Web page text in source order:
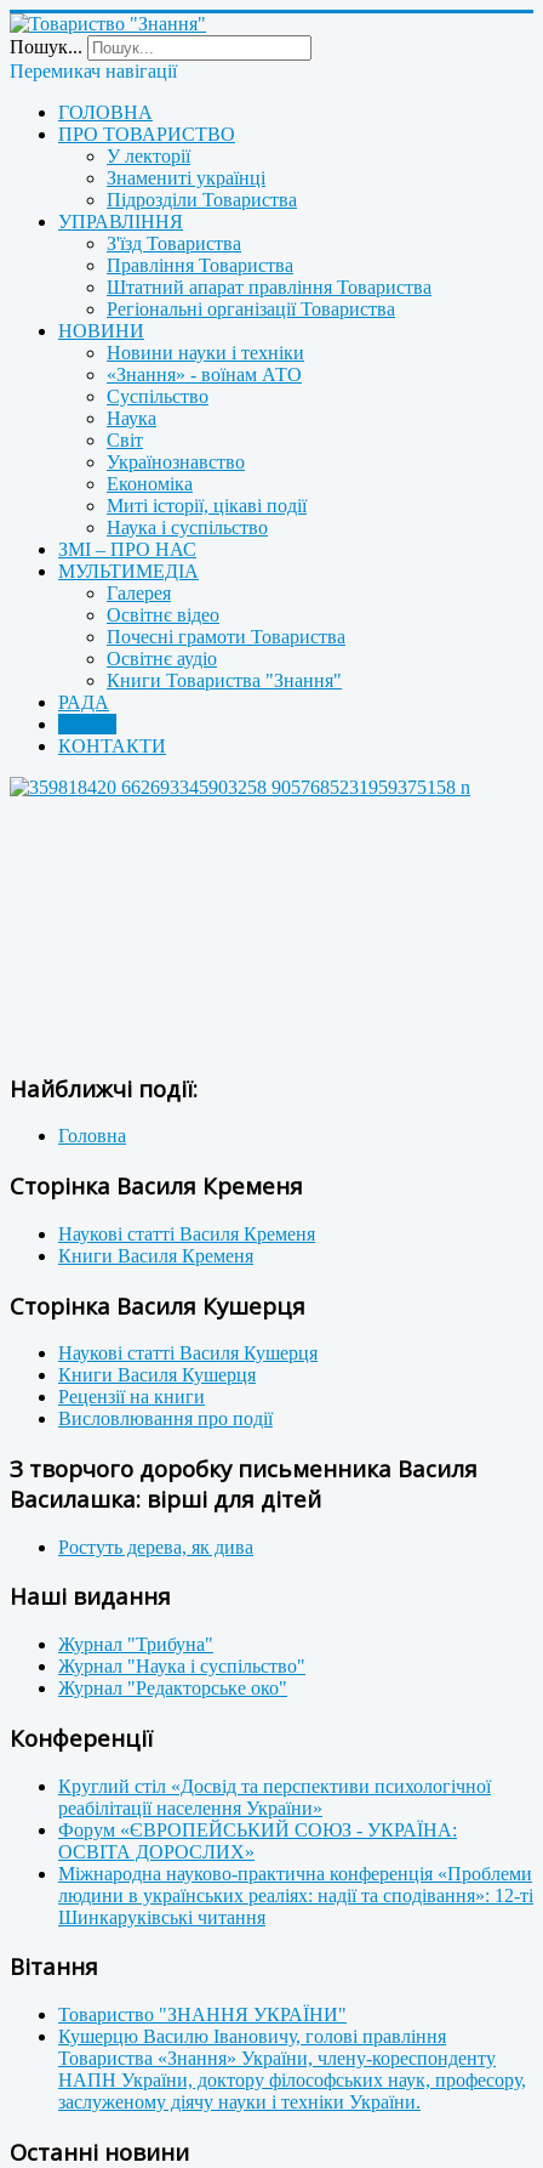
Пошук...
Перемикач навігації
ГОЛОВНА
ПРО ТОВАРИСТВО
У лекторії
Знамениті українці
Підрозділи Товариства
УПРАВЛІННЯ
З'їзд Товариства
Правління Товариства
Штатний апарат правління Товариства
Регіональні організації Товариства
НОВИНИ
Новини науки і техніки
«Знання» - воїнам АТО
Суспільство
Наука
Світ
Українознавство
Економіка
Миті історії, цікаві події
Наука і суспільство
ЗМІ – ПРО НАС
МУЛЬТИМЕДІА
Галерея
Освітнє відео
Почесні грамоти Товариства
Освітнє аудіо
Книги Товариства "Знання"
РАДА
КОНТАКТИ
Найближчі події:
Головна
Сторінка Василя Кременя
Наукові статті Василя Кременя
Книги Василя Кременя
Сторінка Василя Кушерця
Наукові статті Василя Кушерця
Книги Василя Кушерця
Рецензії на книги
Висловлювання про події
З творчого доробку письменника Василя
Василашка: вірші для дітей
Ростуть дерева, як дива
Наші видання
Журнал "Трибуна"
Журнал "Наука і суспільство"
Журнал "Редакторське око"
Конференції
Круглий стіл «Досвід та перспективи психологічної
реабілітації населення України»
Форум «ЄВРОПЕЙСЬКИЙ СОЮЗ - УКРАЇНА:
ОСВІТА ДОРОСЛИХ»
Міжнародна науково-практична конференція «Проблеми
людини в українських реаліях: надії та сподівання»: 12-ті
Шинкаруківські читання
Вітання
Товариство "ЗНАННЯ УКРАЇНИ"
Кушерцю Василю Івановичу, голові правління
Товариства «Знання» України, члену-кореспонденту
НАПН України, доктору філософських наук, професору,
заслуженому діячу науки і техніки України.
Останні новини